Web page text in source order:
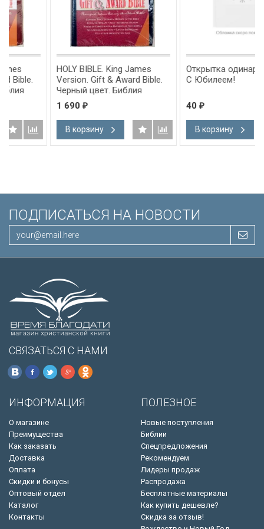
HOLY BIBLE. King James
Version. Gift & Award Bible.
Черный цвет. Библия
Короля Иакова на
английском языке.
Словарь, карты, закладка,
подарочная вкладка, слова
Иисуса выделены красным
В корзину
Открытка одинарная
С Юбилеем!
В корзину
ПОДПИСАТЬСЯ НА НОВОСТИ
СВЯЗАТЬСЯ С НАМИ
ИНФОРМАЦИЯ
О магазине
Преимущества
Как заказать
Доставка
Оплата
Скидки и бонусы
Оптовый отдел
Каталог
Контакты
ПОЛЕЗНОЕ
Новые поступления
Библии
Спецпредложения
Рекомендуем
Лидеры продаж
Распродажа
Бесплатные материалы
Как купить дешевле?
Скидка за отзыв!